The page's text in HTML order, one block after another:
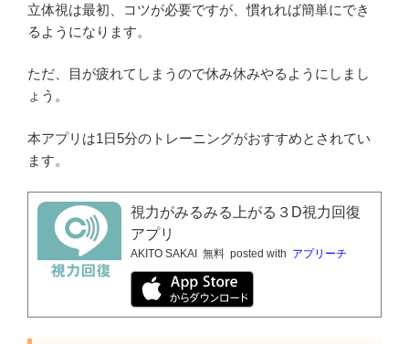
立体視は最初、コツが必要ですが、慣れれば簡単にでき
るようになります。
ただ、目が疲れてしまうので休み休みやるようにしまし
ょう。
本アプリは1日5分のトレーニングがおすすめとされてい
ます。
視力がみるみる上がる３D視力回復
アプリ
AKITO SAKAI 無料 posted with アプリーチ